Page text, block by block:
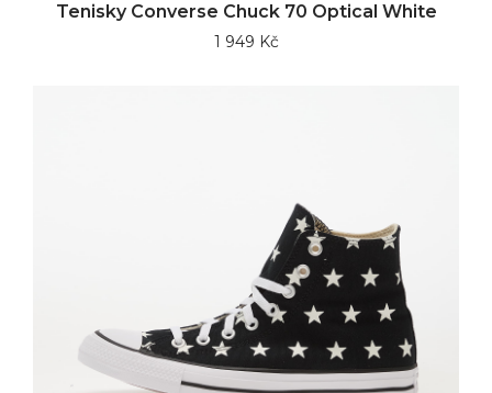
Tenisky Converse Chuck 70 Optical White
1 949 Kč